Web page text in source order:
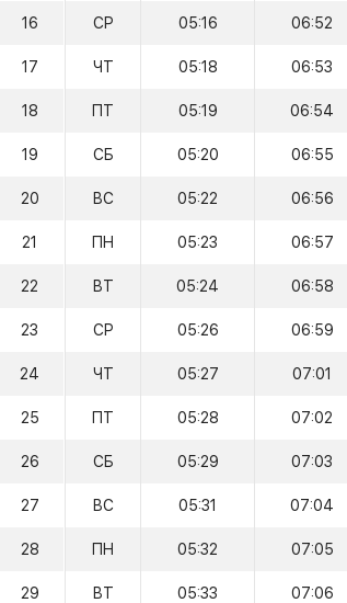
16 СР 05:16 06:52
17 ЧТ 05:18 06:53
18 ПТ 05:19 06:54
19 СБ 05:20 06:55
20 ВС 05:22 06:56
21 ПН 05:23 06:57
22 ВТ 05:24 06:58
23 СР 05:26 06:59
24 ЧТ 05:27 07:01
25 ПТ 05:28 07:02
26 СБ 05:29 07:03
27 ВС 05:31 07:04
28 ПН 05:32 07:05
29 ВТ 05:33 07:06